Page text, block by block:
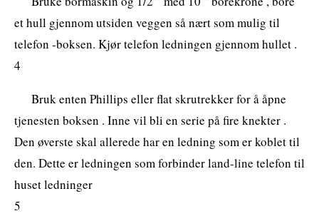
et hull gjennom utsiden veggen så nært som mulig til
telefon -boksen. Kjør telefon ledningen gjennom hullet .
4
Bruk enten Phillips eller flat skrutrekker for å åpne
tjenesten boksen . Inne vil bli en serie på fire knekter .
Den øverste skal allerede har en ledning som er koblet til
den. Dette er ledningen som forbinder land-line telefon til
huset ledninger
5